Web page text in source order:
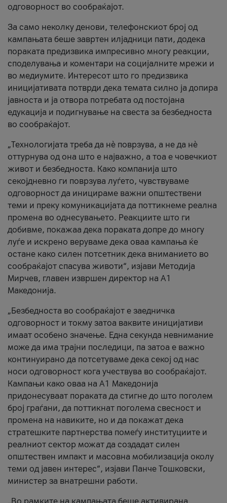
одговорност во сообраќајот.
За само неколку денови, телефонскиот број од
кампањата беше завртен илјадници пати, додека
пораката предизвика импресивно многу реакции,
споделувања и коментари на социјалните мрежи и
во медиумите. Интересот што го предизвика
иницијативата потврди дека темата силно ја допира
јавноста и ја отвора потребата од постојана
едукација и подигнување на свеста за безбедноста
во сообраќајот.
„Технологијата треба да нè поврзува, а не да нè
оттурнува од она што е најважно, а тоа е човечкиот
живот и безбедноста. Како компанија што
секојдневно ги поврзува луѓето, чувствуваме
одговорност да иницираме важни општествени
теми и преку комуникацијата да поттикнеме реална
промена во однесувањето. Реакциите што ги
добивме, покажаа дека пораката допре до многу
луѓе и искрено веруваме дека оваа кампања ќе
остане како силен потсетник дека вниманието во
сообраќајот спасува животи“, изјави Методија
Мирчев, главен извршен директор на А1
Македонија.
„Безбедноста во сообраќајот е заедничка
одговорност и токму затоа ваквите иницијативи
имаат особено значење. Една секунда невнимание
може да има трајни последици, па затоа е важно
континуирано да потсетуваме дека секој од нас
носи одговорност кога учествува во сообраќајот.
Кампањи како оваа на A1 Македонија
придонесуваат пораката да стигне до што поголем
број граѓани, да поттикнат поголема свесност и
промена на навиките, но и да покажат дека
стратешките партнерства помеѓу институциите и
реалниот сектор можат да создадат силен
општествен импакт и масовна мобилизација околу
теми од јавен интерес“, изјави Панче Тошковски,
министер за внатрешни работи.